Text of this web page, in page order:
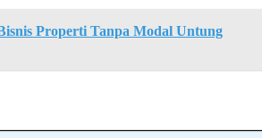
Properti Tanpa Modal Untung